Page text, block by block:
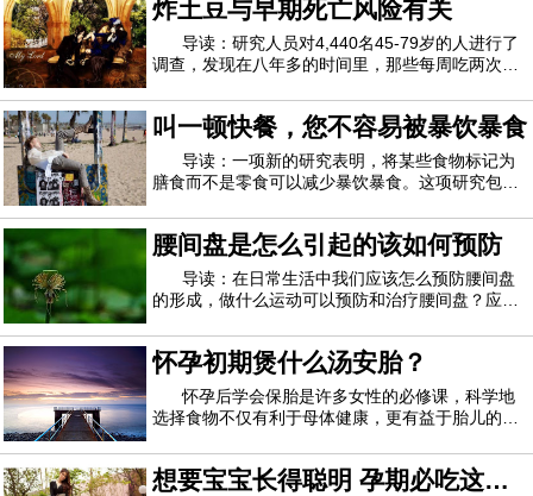
的时候由于需要背诵的课文比较多，记忆力经常得
到锻炼就没有什么感觉。记忆力不好会影响工
炸土豆与早期死亡风险有关
导读：研究人员对4,440名45-79岁的人进行了
调查，发现在八年多的时间里，那些每周吃两次或
片）的人，其早死的风险是不吃饭的人的两倍。
《美国临床营养学杂志》上的研究并未证明吃炸土
豆与早逝之间有直接联系，但“我们相信富含反式
叫一顿快餐，您不容易被暴饮暴食
导读：一项新的研究表明，将某些食物标记为
膳食而不是零食可以减少暴饮暴食。这项研究包括
（用塑料叉子从塑料锅里站起来吃），要么是一餐
（用金属叉子从陶瓷盘里坐在餐桌上就餐）。吃完
饭后，参与者被邀请对其他食物进行味觉测试，
腰间盘是怎么引起的该如何预防
导读：在日常生活中我们应该怎么预防腰间盘
的形成，做什么运动可以预防和治疗腰间盘？应该
为交通事故、工伤事故等使脊柱受到损伤。一般人
过了30岁以后，脊椎就开始退化，椎间盘通常不再
柔软，里面的胶状物质会变干，脊椎外围变得
怀孕初期煲什么汤安胎？
怀孕后学会保胎是许多女性的必修课，科学地
选择食物不仅有利于母体健康，更有益于胎儿的发
汤材料：鲈鱼1条，冬瓜200克，茯苓25克，红枣
(去核)10颗，枸杞15克，姜3片、盐适量。做法：
想要宝宝长得聪明 孕期必吃这